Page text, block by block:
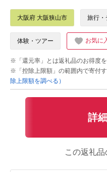
大阪府 大阪狭山市 旅行・
体験・ツアー お気に
※「還元率」とは返礼品のお得度
※「控除上限額」の範囲内で寄付
除上限額を調べる）
詳
この返礼品